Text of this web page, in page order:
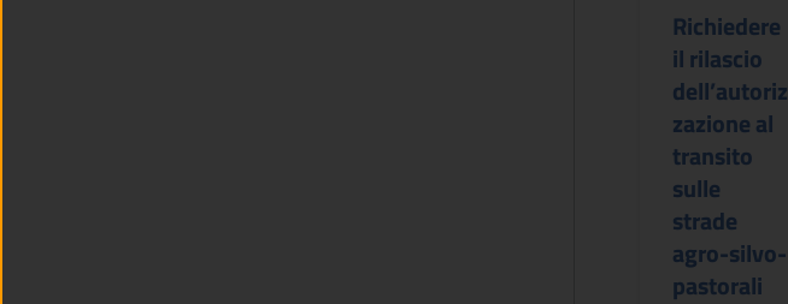
Richiedere
il rilascio
dell’autoriz
zazione al
transito
sulle
strade
agro-silvo-
pastorali